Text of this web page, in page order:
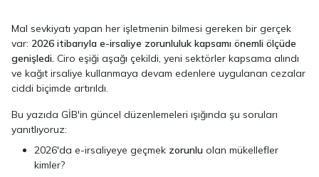
Mal sevkiyatı yapan her işletmenin bilmesi gereken bir gerçek
var: 2026 itibarıyla e-irsaliye zorunluluk kapsamı önemli ölçüde
genişledi. Ciro eşiği aşağı çekildi, yeni sektörler kapsama alındı
ve kağıt irsaliye kullanmaya devam edenlere uygulanan cezalar
ciddi biçimde artırıldı.
Bu yazıda GİB'in güncel düzenlemeleri ışığında şu soruları
yanıtlıyoruz:
2026'da e-irsaliyeye geçmek zorunlu olan mükellefler
kimler?